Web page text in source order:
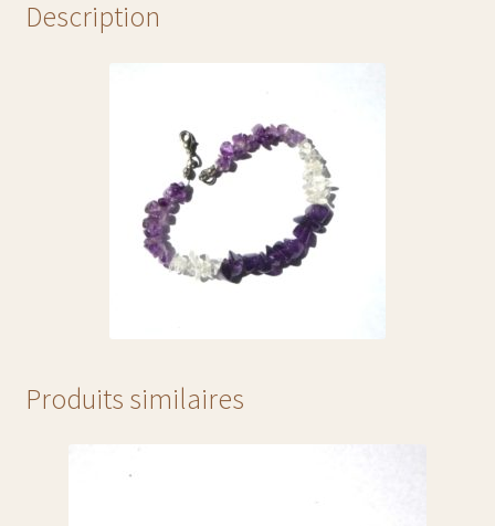
liste sous bouteille et sous-verre
liste verre à whisky :
liste verres à eau
Description
Produits similaires